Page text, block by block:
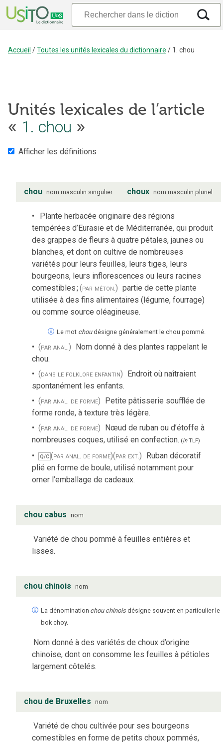
Accueil /Toutes les unités lexicales du dictionnaire / 1. chou
Unités lexicales de l’article
« 1. chou »
Afficher les définitions
chou nom masculin singulier choux nom masculin pluriel
Plante herbacée originaire des régions
tempérées d’Eurasie et de Méditerranée, qui produit
des grappes de fleurs à quatre pétales, jaunes ou
blanches, et dont on cultive de nombreuses
variétés pour leurs feuilles, leurs tiges, leurs
bourgeons, leurs inflorescences ou leurs racines
comestibles;(par méton.) partie de cette plante
utilisée à des fins alimentaires (légume, fourrage)
ou comme source oléagineuse.
Le mot chou désigne généralement le chou pommé.
(par anal.) Nom donné à des plantes rappelant le
chou.
(dans le folklore enfantin) Endroit où naîtraient
spontanément les enfants.
(par anal. de forme) Petite pâtisserie soufflée de
forme ronde, à texture très légère.
(par anal. de forme) Nœud de ruban ou d’étoffe à
nombreuses coques, utilisé en confection. (inTLF)
Q/C (par anal. de forme)(par ext.) Ruban décoratif
plié en forme de boule, utilisé notamment pour
orner l’emballage de cadeaux.
chou cabus nom
Variété de chou pommé à feuilles entières et
lisses.
chou chinois nom
La dénomination chou chinois désigne souvent en particulier le
bok choy.
Nom donné à des variétés de choux d’origine
chinoise, dont on consomme les feuilles à pétioles
largement côtelés.
chou de Bruxelles nom
Variété de chou cultivée pour ses bourgeons
comestibles en forme de petits choux pommés,